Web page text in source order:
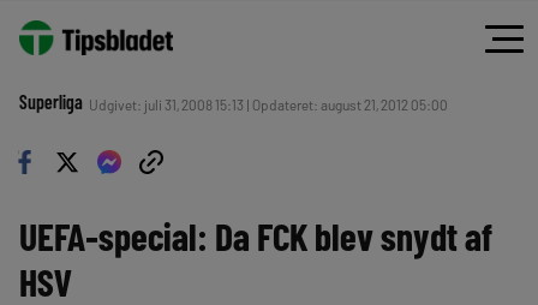
Superliga Udgivet: juli 31, 2008 15:13 | Opdateret: august 21, 2012 05:00
UEFA-special: Da FCK blev snydt af
HSV